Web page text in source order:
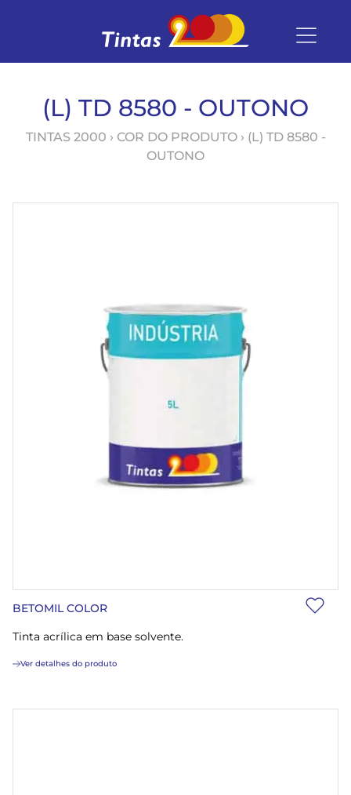
(L) TD 8580 - OUTONO
TINTAS 2000 › COR DO PRODUTO › (L) TD 8580 -
OUTONO
BETOMIL COLOR
Tinta acrílica em base solvente.
Ver detalhes do produto